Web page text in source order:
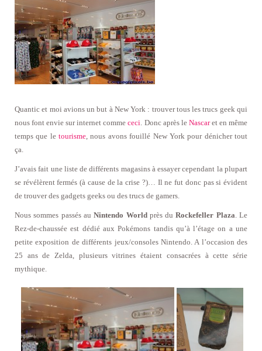
Quantic et moi avions un but à New York : trouver tous les trucs geek qui
nous font envie sur internet commececi. Donc après le Nascaret en même
temps que letourisme, nous avons fouillé New York pour dénicher tout
ça.
J’avais fait une liste de différents magasins à essayer cependant la plupart
se révélèrent fermés (à cause de la crise ?)… Il ne fut donc pas si évident
de trouver des gadgets geeks ou des trucs de gamers.
Nous sommes passés auNintendo Worldprès duRockefeller Plaza. Le
Rez-de-chaussée est dédié aux Pokémons tandis qu’à l’étage on a une
petite exposition de différents jeux/consoles Nintendo. A l’occasion des
25 ans de Zelda, plusieurs vitrines étaient consacrées à cette série
mythique.